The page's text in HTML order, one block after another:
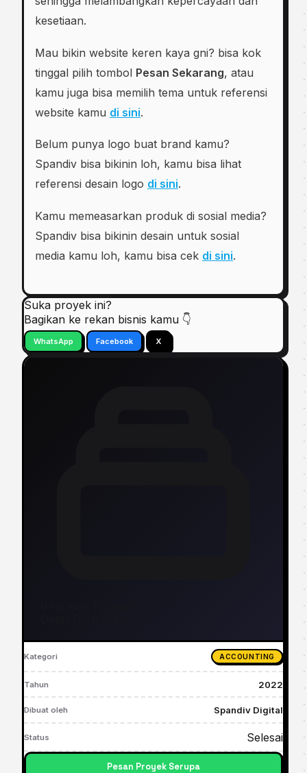
kеѕеtіааn.
Mau bikin website keren kaya gni? bisa kok
tinggal pilih tombol Pesan Sekarang, atau
kamu juga bisa memilih tema untuk referensi
website kamu di sini.
Belum punya logo buat brand kamu?
Spandiv bisa bikinin loh, kamu bisa lihat
referensi desain logo di sini.
Kamu memeasarkan produk di sosial media?
Spandiv bisa bikinin desain untuk sosial
media kamu loh, kamu bisa cek di sini.
Suka proyek ini?
Bagikan ke rekan bisnis kamu 👇
WhatsApp Facebook X
Kategori ACCOUNTING
Tahun 2022
Dibuat oleh Spandiv Digital
Status Selesai
Pesan Proyek Serupa